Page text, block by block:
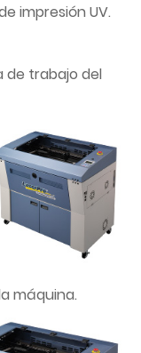
impresión UV.
de trabajo del
máquina.